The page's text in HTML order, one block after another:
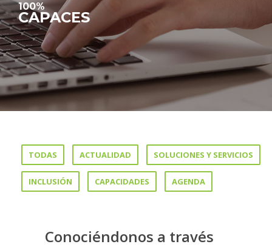
100%
CAPACES
TODAS ACTUALIDAD SOLUCIONES Y SERVICIOS
INCLUSIÓN CAPACIDADES AGENDA
Conociéndonos a través